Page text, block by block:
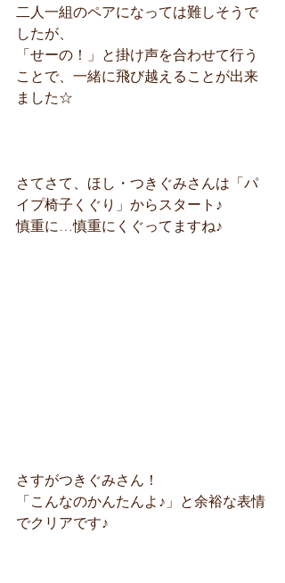
二人一組のペアになっては難しそうで
したが、
「せーの！」と掛け声を合わせて行う
ことで、一緒に飛び越えることが出来
ました☆
さてさて、ほし・つきぐみさんは「パ
イプ椅子くぐり」からスタート♪
慎重に…慎重にくぐってますね♪
さすがつきぐみさん！
「こんなのかんたんよ♪」と余裕な表情
でクリアです♪